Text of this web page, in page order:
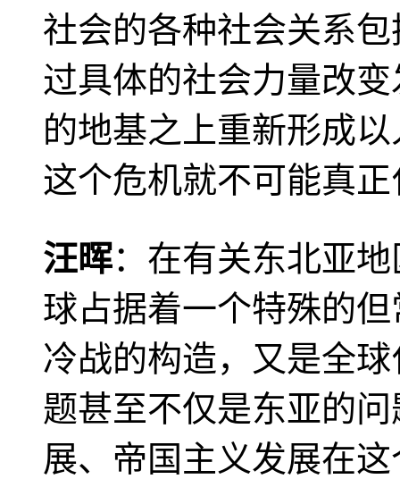
社会的各种社会关系
过具体的社会力量改
的地基之上重新形成
这个危机就不可能真
汪晖：在有关东北亚
球占据着一个特殊的
冷战的构造，又是全
题甚至不仅是东亚的
展、帝国主义发展在